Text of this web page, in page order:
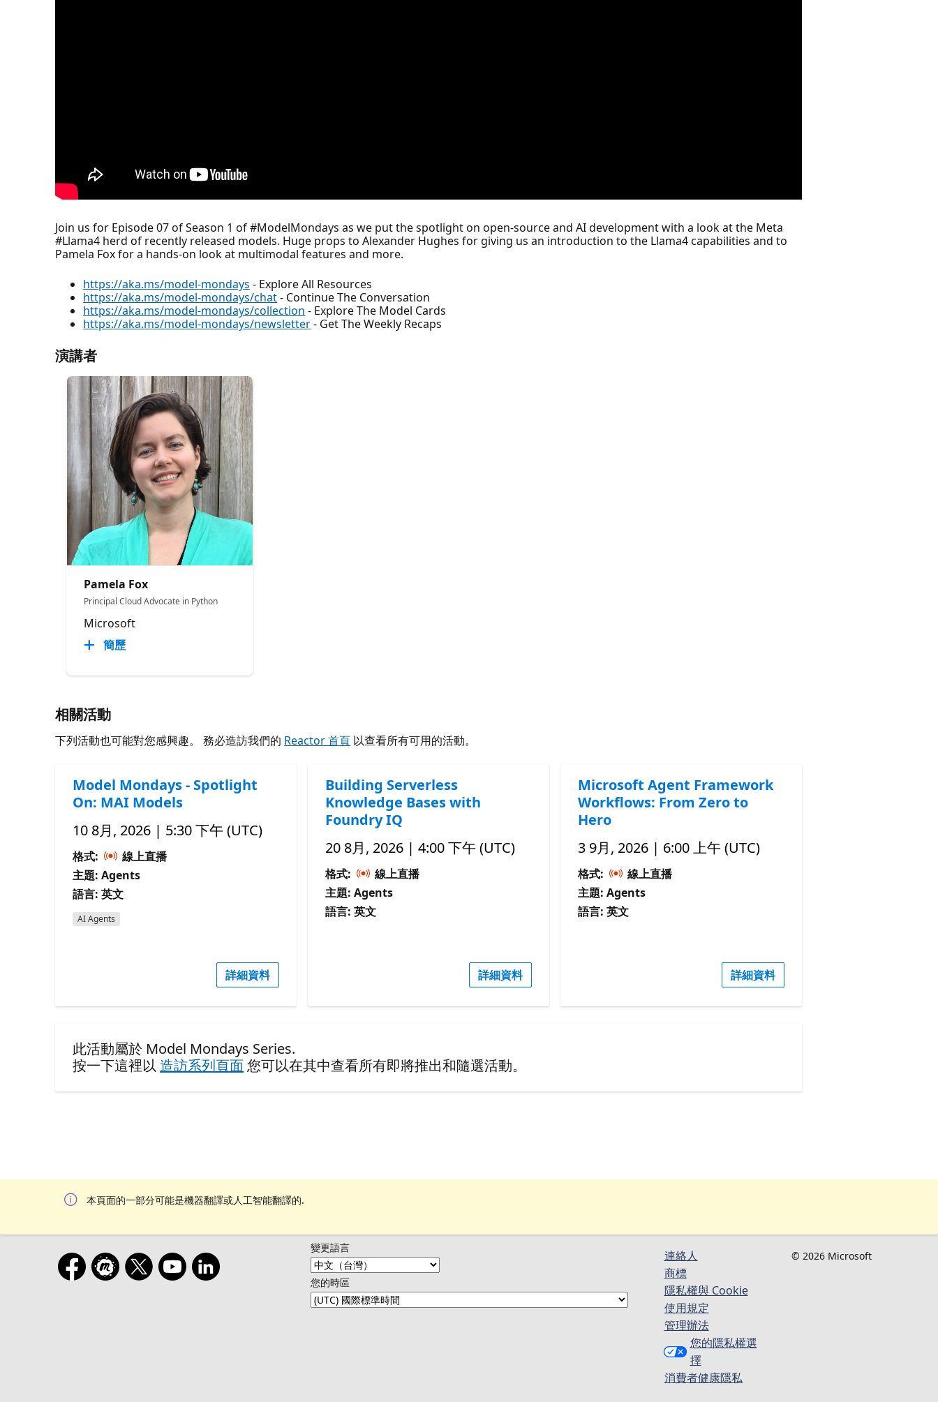
Join us for Episode 07 of Season 1 of #ModelMondays as we put the spotlight on open-source and AI development with a look at the Meta
#Llama4 herd of recently released models. Huge props to Alexander Hughes for giving us an introduction to the Llama4 capabilities and to
Pamela Fox for a hands-on look at multimodal features and more.
https://aka.ms/model-mondays - Explore All Resources
https://aka.ms/model-mondays/chat- Continue The Conversation
https://aka.ms/model-mondays/collection - Explore The Model Cards
https://aka.ms/model-mondays/newsletter- Get The Weekly Recaps
演講者
Pamela Fox
Principal Cloud Advocate in Python
Microsoft
簡歷
相關活動
下列活動也可能對您感興趣。 務必造訪我們的 Reactor 首頁 以查看所有可用的活動。
Model Mondays - Spotlight
On: MAI Models
10 8月, 2026 | 5:30 下午 (UTC)
格式:
線上直播
主題: Agents
語言: 英文
AI Agents
詳細資料
Building Serverless
Knowledge Bases with
Foundry IQ
20 8月, 2026 | 4:00 下午 (UTC)
格式:
線上直播
主題: Agents
語言: 英文
詳細資料
Microsoft Agent Framework
Workflows: From Zero to
Hero
3 9月, 2026 | 6:00 上午 (UTC)
格式:
線上直播
主題: Agents
語言: 英文
詳細資料
此活動屬於 Model Mondays Series.
按一下這裡以造訪系列頁面 您可以在其中查看所有即將推出和隨選活動。
本頁面的一部分可能是機器翻譯或人工智能翻譯的.
變更語言
您的時區
連絡人​​
商標
隱私權與 Cookie
使用規定
管理辦法
您的隱私權選
擇
消費者健康隱私
© 2026 Microsoft